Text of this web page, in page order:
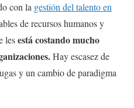
con la gestión del talento en
de recursos humanos y
lesestá costando mucho
Hay escasez de
y un cambio de paradigma